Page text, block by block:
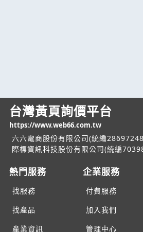
台灣黃頁詢價平台
https://www.web66.com.tw
六六電商股份有限公司(統編
際標資訊科技股份有限公司(統編
熱門服務
找服務
找產品
產業資訊
企業服務
付費服務
加入我們
管理中心